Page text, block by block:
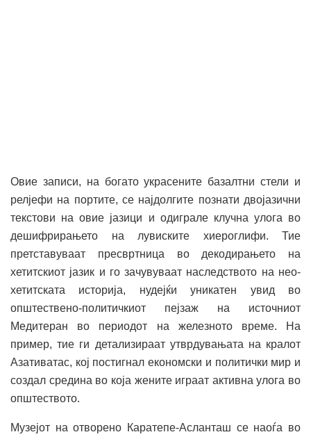
Овие записи, на богато украсените базалтни стели и
релјефи на портите, се најдолгите познати двојазични
текстови на овие јазици и одиграле клучна улога во
дешифрирањето на лувиските хиероглифи. Тие
претставуваат пресвртница во декодирањето на
хетитскиот јазик и го зачувуваат наследството на нео-
хетитската историја, нудејќи уникатен увид во
општествено-политичкиот пејзаж на источниот
Медитеран во периодот на железното време. На
пример, тие ги детализираат утврдувањата на кралот
Азативатас, кој постигнал економски и политички мир и
создал средина во која жените играат активна улога во
општеството.
Музејот на отворено Каратепе-Асланташ се наоѓа во